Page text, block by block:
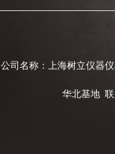
公司名称：上海树立仪器
华北基地